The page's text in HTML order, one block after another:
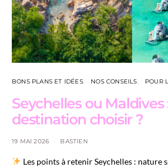
BONS PLANS ET IDÉES NOS CONSEILS POUR
Seychelles ou Maldives
destination choisir ?
19 MAI 2026 BASTIEN
Les points à retenir Seychelles : nature